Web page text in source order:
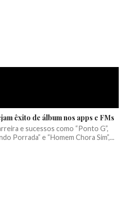
êxito de álbum nos apps e FMs
e sucessos como “Ponto G”,
Porrada” e “Homem Chora Sim”,...